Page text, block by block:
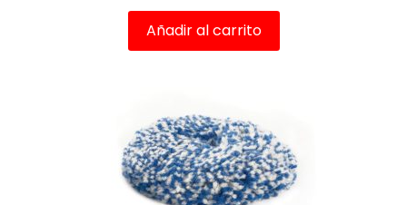
Añadir al carrito